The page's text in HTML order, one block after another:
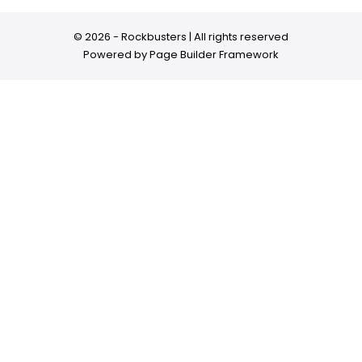
© 2026 - Rockbusters | All rights reserved
Powered byPage Builder Framework